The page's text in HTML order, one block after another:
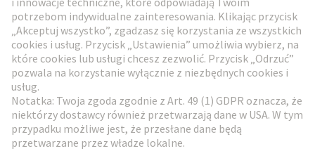
Przejdź do rejestracji
Social Media